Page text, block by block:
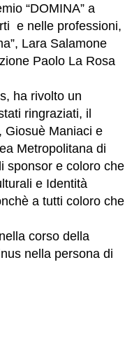
“DOMINA” a
e nelle professioni,
Lara Salamone
Paolo La Rosa
ha rivolto un
ringraziati, il
Giosuè Maniaci e
Metropolitana di
sponsor e coloro che
e Identità
a tutti coloro che
corso della
nella persona di